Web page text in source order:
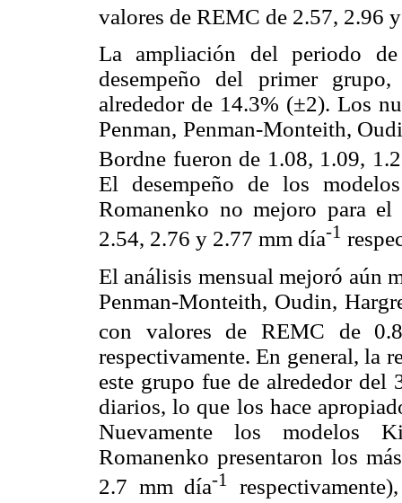
valores de REMC de 2.57, 2.96
La ampliación del periodo
desempeño del primer
alrededor de 14.3% (±2). Los
Penman, Penman-Monteith,
Bordne fueron de 1.08, 1.09,
El desempeño de los
Romanenko no mejoro para el
2.54, 2.76 y 2.77 mm día-1
El análisis mensual mejoró aún
Penman-Monteith, Oudin,
con valores de REMC de
respectivamente. En general, la
este grupo fue de alrededor del
diarios, lo que los hace
Nuevamente los modelos
Romanenko presentaron los
2.7 mm día-1